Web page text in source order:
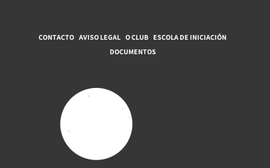
CONTACTO AVISO LEGAL O CLUB ESCOLA DE INICIACIÓN
DOCUMENTOS